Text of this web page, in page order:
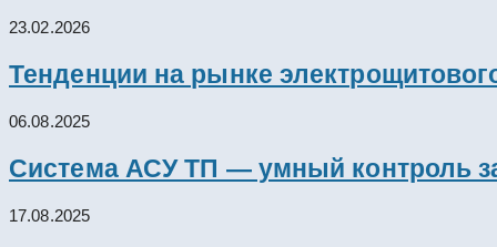
23.02.2026
Тенденции на рынке
06.08.2025
Система АСУ ТП — умный контроль
17.08.2025